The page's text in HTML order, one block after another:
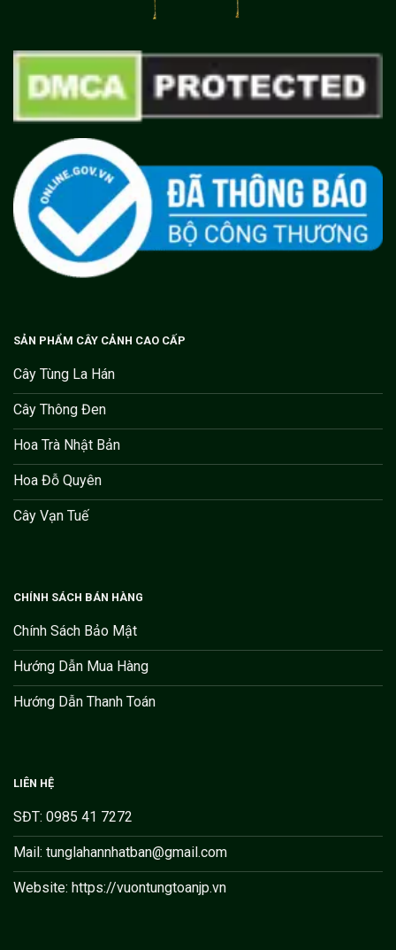
SẢN PHẨM CÂY CẢNH CAO CẤP
Cây Tùng La Hán
Cây Thông Đen
Hoa Trà Nhật Bản
Hoa Đỗ Quyên
Cây Vạn Tuế
CHÍNH SÁCH BÁN HÀNG
Chính Sách Bảo Mật
Hướng Dẫn Mua Hàng
Hướng Dẫn Thanh Toán
LIÊN HỆ
SĐT: 0985 41 7272
Mail: tunglahannhatban@gmail.com
Website: https://vuontungtoanjp.vn